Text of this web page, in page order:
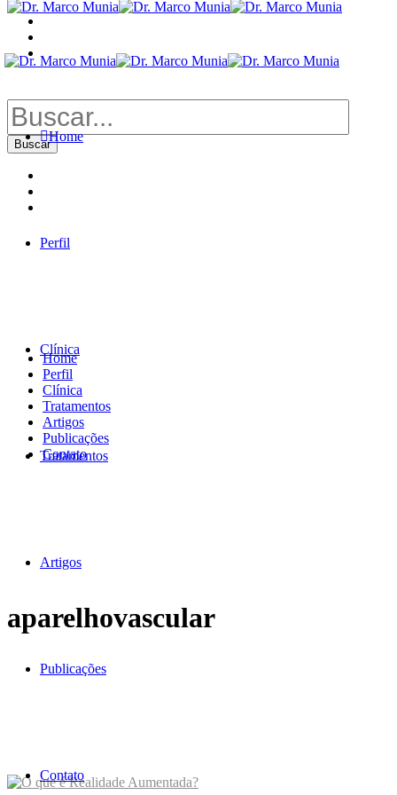
Buscar
por:
Home
Perfil
Clínica
Tratamentos
Artigos
Publicações
Contato
Home
Perfil
Clínica
Tratamentos
Artigos
Publicações
Contato
aparelhovascular